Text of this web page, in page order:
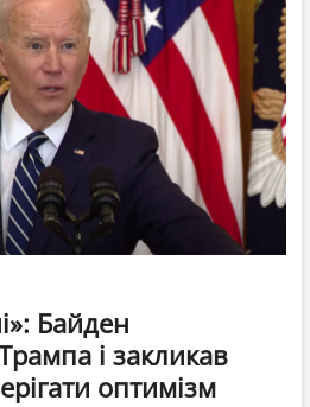
Байден
і закликав
оптимізм